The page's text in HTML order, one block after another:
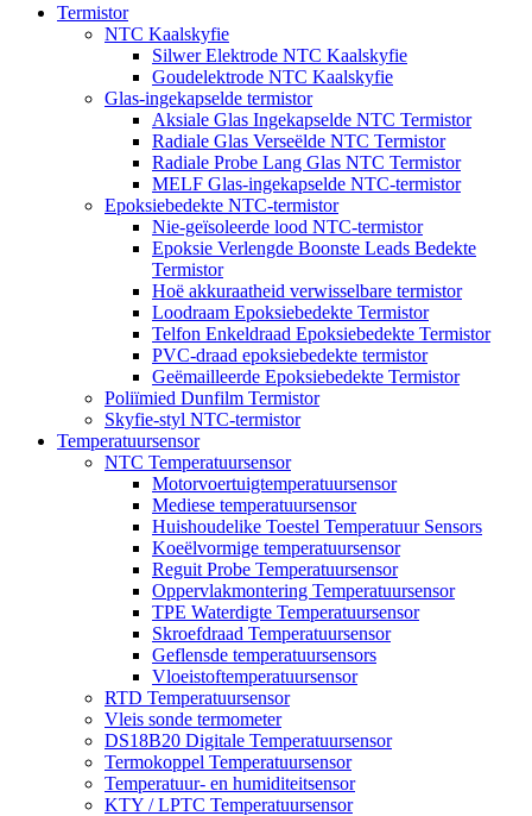
Termistor
NTC Kaalskyfie
Silwer Elektrode NTC Kaalskyfie
Goudelektrode NTC Kaalskyfie
Glas-ingekapselde termistor
Aksiale Glas Ingekapselde NTC Termistor
Radiale Glas Verseëlde NTC Termistor
Radiale Probe Lang Glas NTC Termistor
MELF Glas-ingekapselde NTC-termistor
Epoksiebedekte NTC-termistor
Nie-geïsoleerde lood NTC-termistor
Epoksie Verlengde Boonste Leads Bedekte
Termistor
Hoë akkuraatheid verwisselbare termistor
Loodraam Epoksiebedekte Termistor
Telfon Enkeldraad Epoksiebedekte Termistor
PVC-draad epoksiebedekte termistor
Geëmailleerde Epoksiebedekte Termistor
Poliïmied Dunfilm Termistor
Skyfie-styl NTC-termistor
Temperatuursensor
NTC Temperatuursensor
Motorvoertuigtemperatuursensor
Mediese temperatuursensor
Huishoudelike Toestel Temperatuur Sensors
Koeëlvormige temperatuursensor
Reguit Probe Temperatuursensor
Oppervlakmontering Temperatuursensor
TPE Waterdigte Temperatuursensor
Skroefdraad Temperatuursensor
Geflensde temperatuursensors
Vloeistoftemperatuursensor
RTD Temperatuursensor
Vleis sonde termometer
DS18B20 Digitale Temperatuursensor
Termokoppel Temperatuursensor
Temperatuur- en humiditeitsensor
KTY / LPTC Temperatuursensor